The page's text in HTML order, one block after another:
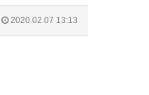
2020.02.07 13:13